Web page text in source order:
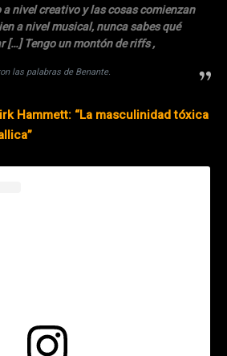
nivel creativo y las cosas comienzan
a nivel musical, nunca sabes qué
[…] Tengo un montón de riffs ,
las palabras de Benante.
Hammett: “La masculinidad tóxica